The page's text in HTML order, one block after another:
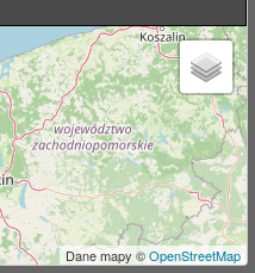
Dane mapy ©OpenStreetMap